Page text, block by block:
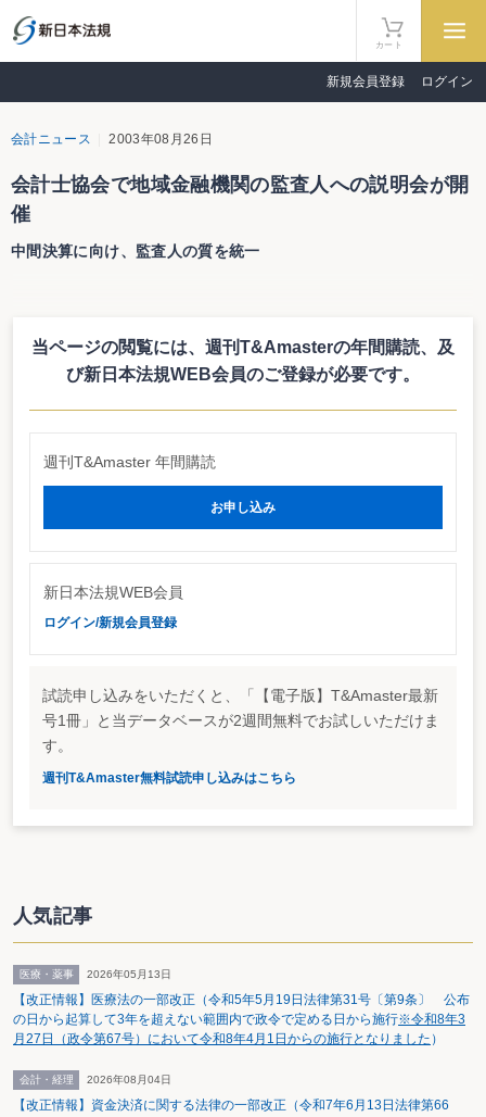
カート
新規会員登録 ログイン
会計ニュース 2003年08月26日
会計士協会で地域金融機関の監査人への説明会が開
催
中間決算に向け、監査人の質を統一
体は非公開であったが、説明会後の記者会見において奥山会長は、地域金融機
関の監査人に対して、りそな銀行問題で繰延税金資産に関して新たに３年基準
が導入されたわけではないことや、貸引の計上において主要行と地域金融機関
れる等の説明を行った旨公表した。
する会長通牒を発するなど協会として一通りの対応を済ませているものの、地
域金融機関については、特段の対応を行っていなかったことから、今中間決算
に向けて協会として情報提供ならびに質疑応答を行ったもの。新聞・雑誌等で
地域金融機関の監査には「弾力的」な運用を認める
関に対しては主要行とは異なる「弾力的な」運用がありうることを認めてい
①不良債権問題への対応策について、主要行は金融再生プログラムを根拠と
するのに対し、地域金融機関は「リレーションシップバンキングの機能強化に
向けて」（平成１５年３月 金融審議会 金融分科会 第二部会）の報告書な
らびにそれを受けて公表された「リレーションシップバンキングの機能強化に
関するアクションプログラム」（平成１５年３月 金融庁）を根拠としてお
また、「繰延税金資産の資産性」に関しては、りそな銀行の繰延税金資産を
新日本監査法人が３年分のみ認めたことを踏まえ、あたかも３年基準なるもの
があるかのような誤解が生じないよう、監査委員会報告第６６号「繰延税金資
内であれば監査人は２年、３年、４年といった判断の幅を有していることを確
認した。
なお、奥山会長は、主要行に対して今年２月に発せられた会長通牒と同様の
ものを、地域金融機関に対して発する計画はないことも明らかにしている。
当ページの閲覧には、週刊T&Amasterの年間購読、 及
び新日本法規WEB会員のご登録が必要です。
週刊T&Amaster 年間購読
お申し込み
新日本法規WEB会員
ログイン/新規会員登録
試読申し込みをいただくと、「【電子版】T&Amaster最新
号1冊」と当データベースが2週間無料でお試しいただけま
す。
週刊T&Amaster無料試読申し込みはこちら
人気記事
医療・薬事 2026年05月13日
【改正情報】医療法の一部改正（令和5年5月19日法律第31号〔第9条〕 公布
の日から起算して3年を超えない範囲内で政令で定める日から施行※令和8年3
月27日（政令第67号）において令和8年4月1日からの施行となりました ）
会計・経理 2026年08月04日
【改正情報】資金決済に関する法律の一部改正（令和7年6月13日法律第66